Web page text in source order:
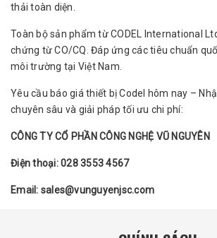
thải toàn diện.
Toàn bộ sản phẩm từ CODEL International
chứng từ CO/CQ. Đáp ứng các tiêu chuẩn
môi trường tại Việt Nam.
Yêu cầu báo giá thiết bị Codel hôm nay –
chuyên sâu và giải pháp tối ưu chi phí:
CÔNG TY CỔ PHẦN CÔNG NGHỆ VŨ NGUYÊN
Điện thoại: 028 3553 4567
Email: sales@vunguyenjsc.com